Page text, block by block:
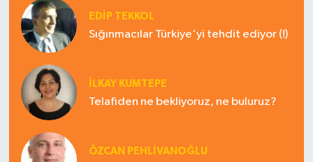
EDIP TEKKOL
Sığınmacılar Türkiye'yi tehdit ediyor (!)
İLKAY KUMTEPE
Telafiden ne bekliyoruz, ne buluruz?
ÖZCAN PEHLİVANOĞLU